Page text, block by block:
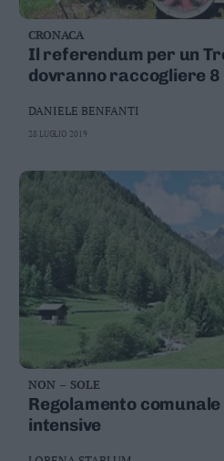
CRONACA
Il referendum per un
dovranno raccogliere
DANIELE BENFANTI
28 LUGLIO 2019
NON – SOLE
Regolamento
intensive